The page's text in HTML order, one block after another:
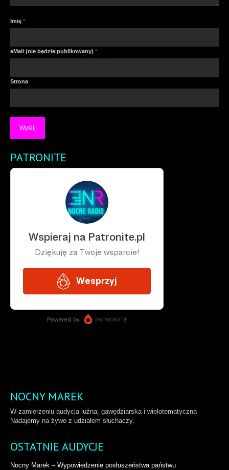
Imię *
eMail (nie będzie publikowany) *
Strona
PATRONITE
NOCNY MAREK
W zamierzeniu audycja luźna, gawędziarska i wielotematyczna
Nadajemy na żywo z udziałem słuchaczy.
OSTATNIE AUDYCJE
Nocny Marek – Wypowiedzenie posłuszeństwa państwu